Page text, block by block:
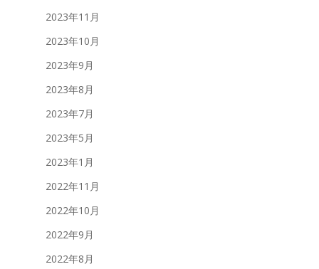
2023年11月
2023年10月
2023年9月
2023年8月
2023年7月
2023年5月
2023年1月
2022年11月
2022年10月
2022年9月
2022年8月